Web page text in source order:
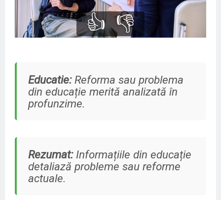
👍 👎
Educatie:Reforma sau problema
din educație merită analizată în
profunzime.
Rezumat:Informațiile din educație
detaliază probleme sau reforme
actuale.